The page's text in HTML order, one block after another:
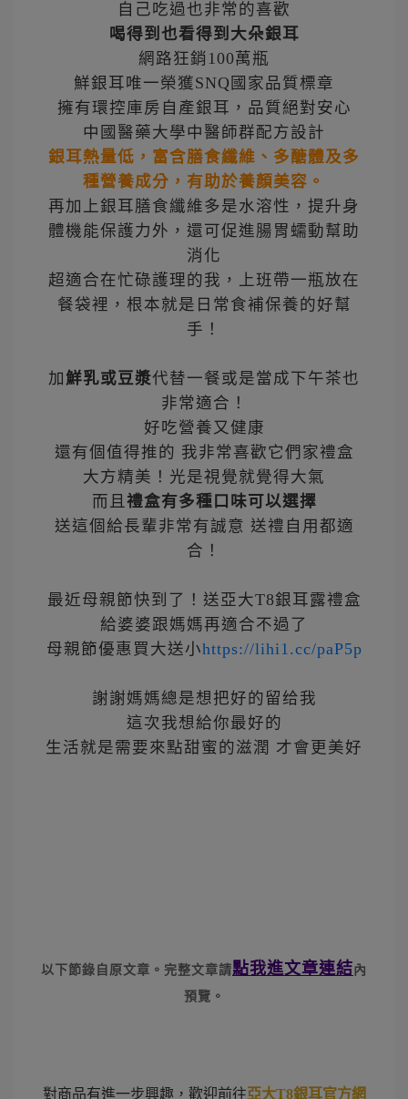
自己吃過也非常的喜歡
喝得到也看得到大朵銀耳
網路狂銷100萬瓶
鮮銀耳唯一榮獲SNQ國家品質標章
擁有環控庫房自產銀耳，品質絕對安心
中國醫藥大學中醫師群配方設計
銀耳熱量低，富含膳食纖維、多醣體及多
種營養成分，有助於養顏美容。
再加上銀耳膳食纖維多是水溶性，提升身
體機能保護力外，還可促進腸胃蠕動幫助
消化
超適合在忙碌護理的我，上班帶一瓶放在
餐袋裡，根本就是日常食補保養的好幫
手！
加鮮乳或豆漿代替一餐或是當成下午茶也
非常適合 ！
好吃營養又健康
還有個值得推的 我非常喜歡它們家禮盒
大方精美！光是視覺就覺得大氣
而且 禮盒有多種口味可以選擇
送這個給長輩非常有誠意 送禮自用都適
合！
最近母親節快到了！送亞大T8銀耳露禮盒
給婆婆跟媽媽再適合不過了
母親節優惠買大送小https://lihi1.cc/paP5p
謝謝媽媽總是想把好的留给我
這次我想給你最好的
生活就是需要來點甜蜜的滋潤 才會更美好
以下節錄自原文章。 完整文章請點我進文章連結內
預覽。
對商品有進一步興趣，歡迎前往亞大T8銀耳官方網